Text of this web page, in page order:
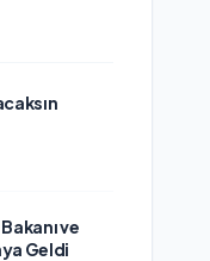
ve
Geldi